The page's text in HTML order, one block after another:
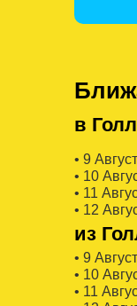
в
• 9
• 10
• 11
• 12
из
• 9
• 10
• 11